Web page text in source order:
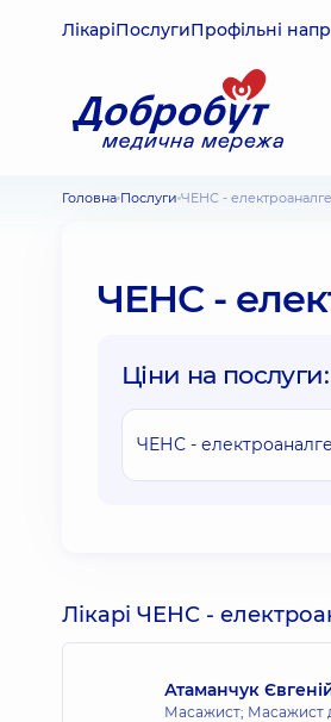
ЛікаріПослугиПрофільні
Головна Послуги ЧЕНС -
ЧЕНС -
Ціни на послуги:
ЧЕНС -
Лікарі ЧЕНС -
Атаманчук
Масажист; Масажист